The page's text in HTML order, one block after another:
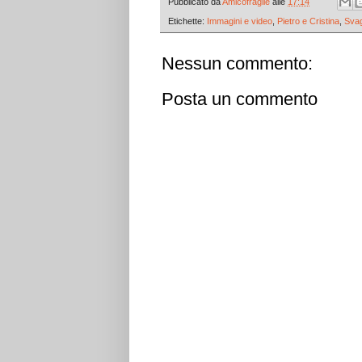
Etichette: Immagini e video, Pietro e Cristina,
Nessun commento:
Posta un commento